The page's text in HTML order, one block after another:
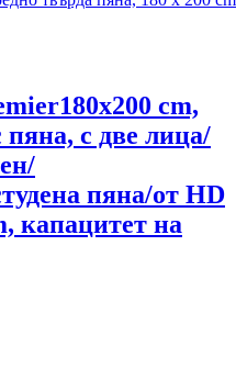
180x200 cm,
пяна, с две лица/
пяна/от HD
капацитет на